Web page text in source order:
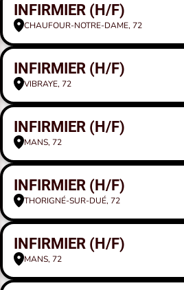
INFIRMIER (H/F)
CHAUFOUR-NOTRE-DAME, 72
INFIRMIER (H/F)
VIBRAYE, 72
INFIRMIER (H/F)
MANS, 72
INFIRMIER (H/F)
THORIGNÉ-SUR-DUÉ, 72
INFIRMIER (H/F)
MANS, 72